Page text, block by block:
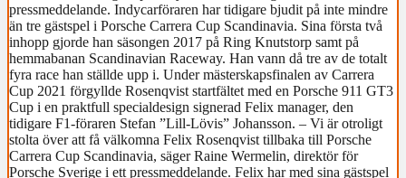
pressmeddelande. Indycarföraren har tidigare bjudit på inte mindre
än tre gästspel i Porsche Carrera Cup Scandinavia. Sina första två
inhopp gjorde han säsongen 2017 på Ring Knutstorp samt på
hemmabanan Scandinavian Raceway. Han vann då tre av de totalt
fyra race han ställde upp i. Under mästerskapsfinalen av Carrera
Cup 2021 förgyllde Rosenqvist startfältet med en Porsche 911 GT3
Cup i en praktfull specialdesign signerad Felix manager, den
tidigare F1-föraren Stefan ”Lill-Lövis” Johansson. – Vi är otroligt
stolta över att få välkomna Felix Rosenqvist tillbaka till Porsche
Carrera Cup Scandinavia, säger Raine Wermelin, direktör för
Porsche Sverige i ett pressmeddelande. Felix har med sina gästspel